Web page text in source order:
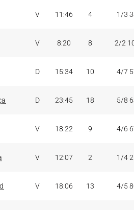
V 11:46 4 1/3
V 8:20 8 2/2
D 15:34 10 4/7
D 23:45 18 5/8
V 18:22 9 4/6
V 12:07 2 1/4
V 18:06 13 4/5